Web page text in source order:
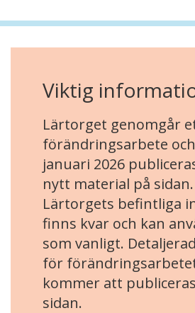
Viktig
Lärtorget genomgår
förändringsarbete
januari 2026
nytt material på sidan.
Lärtorgets befintliga
finns kvar och kan
som vanligt.
för
kommer att
sidan.